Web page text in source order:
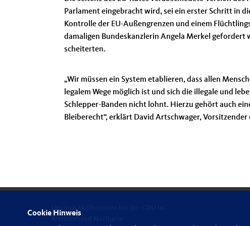
Parlament eingebracht wird, sei ein erster Schritt in
Kontrolle der EU-Außengrenzen und einem
damaligen Bundeskanzlerin Angela Merkel
scheiterten.
Wir müssen ein System etablieren, dass allen
legalem Wege möglich ist und sich die illegale und
Schlepper-Banden nicht lohnt. Hierzu gehört auch
Bleiberecht“, erklärt David Artschwager,
Cookie Hinweis